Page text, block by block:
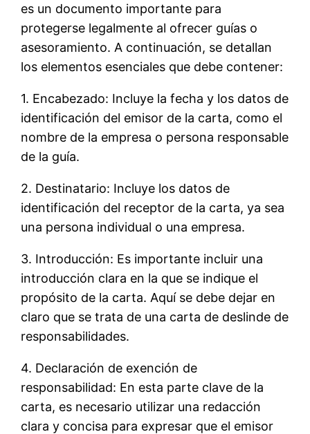
es un documento importante para
protegerse legalmente al ofrecer guías o
asesoramiento. A continuación, se detallan
los elementos esenciales que debe contener:
1. Encabezado: Incluye la fecha y los datos de
identificación del emisor de la carta, como el
nombre de la empresa o persona responsable
de la guía.
2. Destinatario: Incluye los datos de
identificación del receptor de la carta, ya sea
una persona individual o una empresa.
3. Introducción: Es importante incluir una
introducción clara en la que se indique el
propósito de la carta. Aquí se debe dejar en
claro que se trata de una carta de deslinde de
responsabilidades.
4. Declaración de exención de
responsabilidad: En esta parte clave de la
carta, es necesario utilizar una redacción
clara y concisa para expresar que el emisor